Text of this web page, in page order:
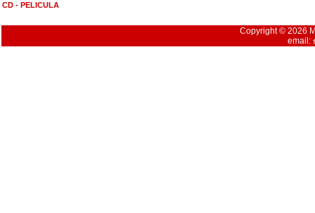
CD - PELICULA
Copyright © 2026
email: